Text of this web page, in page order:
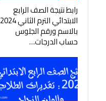
رابط نتيجة الصف الرابع
الابتدائي الترم الثاني 2024
بالاسم ورقم الجلوس
حساب الدرجات…